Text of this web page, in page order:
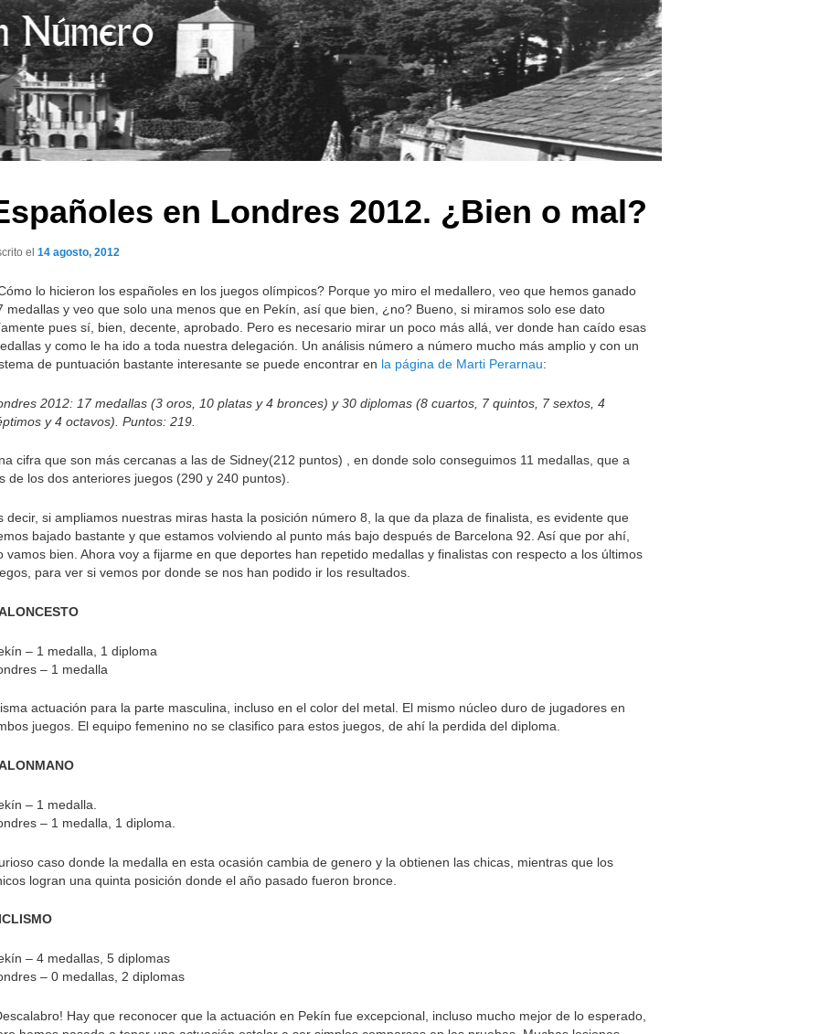
en Londres 2012. ¿Bien o mal?
el 14 agosto, 2012
lo hicieron los españoles en los juegos olímpicos? Porque yo miro el medallero, veo que hemos ganado
medallas y veo que solo una menos que en Pekín, así que bien, ¿no? Bueno, si miramos solo ese dato
pues sí, bien, decente, aprobado. Pero es necesario mirar un poco más allá, ver donde han caído esas
y como le ha ido a toda nuestra delegación. Un análisis número a número mucho más amplio y con un
de puntuación bastante interesante se puede encontrar en la página de Marti Perarnau:
2012: 17 medallas (3 oros, 10 platas y 4 bronces) y 30 diplomas (8 cuartos, 7 quintos, 7 sextos, 4
y 4 octavos). Puntos: 219.
cifra que son más cercanas a las de Sidney(212 puntos) , en donde solo conseguimos 11 medallas, que a
de los dos anteriores juegos (290 y 240 puntos).
decir, si ampliamos nuestras miras hasta la posición número 8, la que da plaza de finalista, es evidente que
bajado bastante y que estamos volviendo al punto más bajo después de Barcelona 92. Así que por ahí,
vamos bien. Ahora voy a fijarme en que deportes han repetido medallas y finalistas con respecto a los últimos
para ver si vemos por donde se nos han podido ir los resultados.
– 1 medalla, 1 diploma
– 1 medalla
actuación para la parte masculina, incluso en el color del metal. El mismo núcleo duro de jugadores en
juegos. El equipo femenino no se clasifico para estos juegos, de ahí la perdida del diploma.
– 1 medalla.
– 1 medalla, 1 diploma.
caso donde la medalla en esta ocasión cambia de genero y la obtienen las chicas, mientras que los
logran una quinta posición donde el año pasado fueron bronce.
– 4 medallas, 5 diplomas
– 0 medallas, 2 diplomas
Hay que reconocer que la actuación en Pekín fue excepcional, incluso mucho mejor de lo esperado,